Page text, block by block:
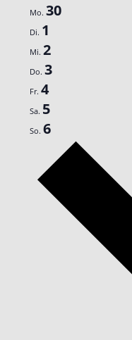
Mo. 30
Di. 1
Mi. 2
Do. 3
Fr. 4
Sa. 5
So. 6
Nächste
Woche